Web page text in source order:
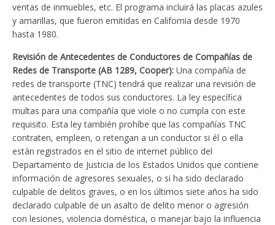
ventas de inmuebles, etc. El programa incluirá las placas azules
y amarillas, que fueron emitidas en California desde 1970
hasta 1980.
Revisión de Antecedentes de Conductores de Compañías de
Redes de Transporte (AB 1289, Cooper): Una compañía de
redes de transporte (TNC) tendrá que realizar una revisión de
antecedentes de todos sus conductores. La ley específica
multas para una compañía que viole o no cumpla con este
requisito. Esta ley también prohíbe que las compañías TNC
contraten, empleen, o retengan a un conductor si él o ella
están registrados en el sitio de internet público del
Departamento de Justicia de los Estados Unidos que contiene
información de agresores sexuales, o si ha sido declarado
culpable de delitos graves, o en los últimos siete años ha sido
declarado culpable de un asalto de delito menor o agresión
con lesiones, violencia doméstica, o manejar bajo la influencia